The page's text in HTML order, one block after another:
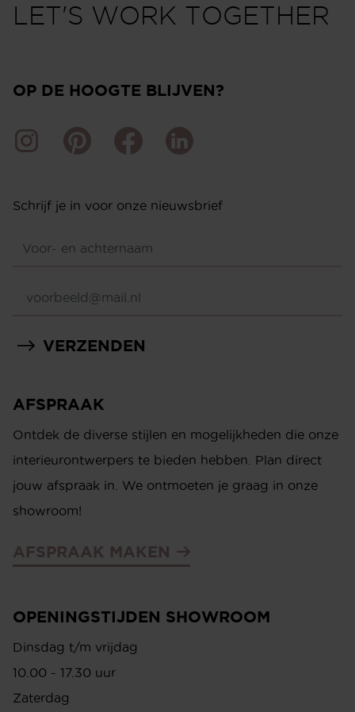
LET'S WORK TOGETHER
OP DE HOOGTE BLIJVEN?
Schrijf je in voor onze nieuwsbrief
VERZENDEN
AFSPRAAK
Ontdek de diverse stijlen en mogelijkheden die onze
interieurontwerpers te bieden hebben. Plan direct
jouw afspraak in. We ontmoeten je graag in onze
showroom!
AFSPRAAK MAKEN
OPENINGSTIJDEN SHOWROOM
Dinsdag t/m vrijdag
10.00 - 17.30 uur
Zaterdag